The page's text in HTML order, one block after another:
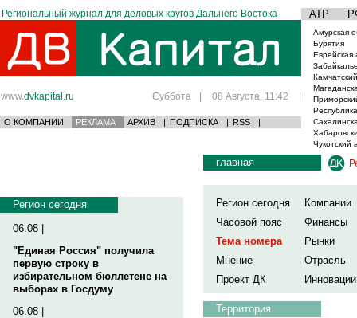
Региональный журнал для деловых кругов Дальнего Востока АТР
www.dvkapital.ru Суббота | 08 Августа, 11:42 |
О КОМПАНИИ РЕКЛАМА АРХИВ | ПОДПИСКА | RSS |
Амурская
Бурятия
Еврейская
Чукотский
Регион сегодня
06.08 |
"Единая Россия" получила
первую строку в
избирательном бюллетене на
выборах в Госдуму
06.08 |
главная
Регион сегодня
Компании
Часовой пояс
Финансы
Тема номера
Рынки
Мнение
Отрасль
Проект ДК
Инновации
Территория